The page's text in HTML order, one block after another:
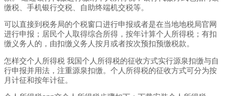
缴税、手机银行交税、自助终端机交税等。
可以直接到税务局的个税窗口进行申报或者是在当地地税局官网
进行申报；居民个人取得综合所得，按年计算个人所得税；有扣
缴义务人的，由扣缴义务人按月或者按次预扣预缴税款。
怎样交个人所得税 我国个人所得税的征收方式实行源泉扣缴与自
行申报并用法，注重源泉扣缴。个人所得税的征收方式可分为按
月计征和按年计征。